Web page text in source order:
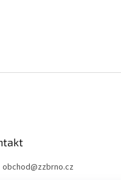
obchod@zzbrno.cz